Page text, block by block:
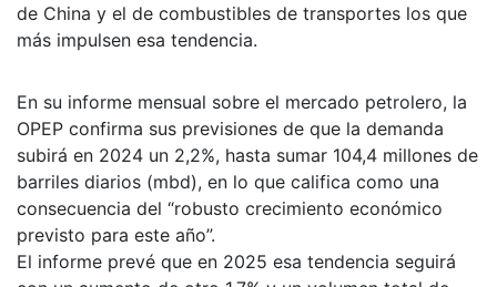
de China y el de combustibles de transportes los que
más impulsen esa tendencia.
En su informe mensual sobre el mercado petrolero, la
OPEP confirma sus previsiones de que la demanda
subirá en 2024 un 2,2%, hasta sumar 104,4 millones de
barriles diarios (mbd), en lo que califica como una
consecuencia del “robusto crecimiento económico
previsto para este año”.
El informe prevé que en 2025 esa tendencia seguirá